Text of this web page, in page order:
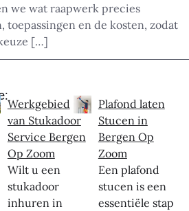
we wat raapwerk precies
toepassingen en de kosten, zodat
[…]
Werkgebied
van Stukadoor
Service Bergen
Op Zoom
Wilt u een
stukadoor
inhuren in
Plafond laten
Stucen in
Bergen Op
Zoom
Een plafond
stucen is een
essentiële stap